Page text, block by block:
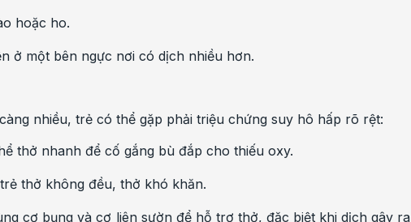
hoặc ho.
ở một bên ngực nơi có dịch nhiều hơn.
nhiều, trẻ có thể gặp phải triệu chứng suy hô hấp rõ rệt:
thở nhanh để cố gắng bù đắp cho thiếu oxy.
thở không đều, thở khó khăn.
cơ bụng và cơ liên sườn để hỗ trợ thở, đặc biệt khi dịch gây ra